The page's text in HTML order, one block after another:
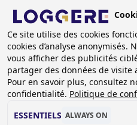
Aller
contenu
principal
Ce site utilise des cookies
cookies d’analyse anonymisés.
vous afficher des publicités
partager des données de visite
Pour en savoir plus, consultez
confidentialité. Politique de
ESSENTIELS ALWAYS ON